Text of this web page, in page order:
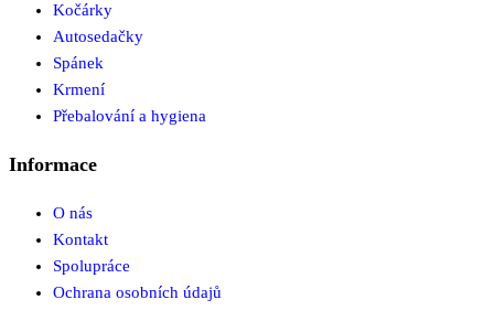
Kočárky
Autosedačky
Spánek
Krmení
Přebalování a hygiena
Informace
O nás
Kontakt
Spolupráce
Ochrana osobních údajů